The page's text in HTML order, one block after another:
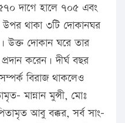
দাগে হালে ৭০৫ এবং
থাকা ৩টি দোকানঘর
উক্ত দোকান ঘরে তার
করেন। দীর্ঘ বছর
বিরাজ থাকলেও
মান্নান মুন্সী, মোঃ
আবু বক্কর, সর্ব সাং-